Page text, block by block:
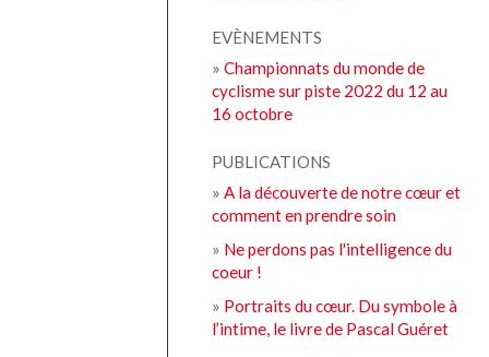
EVÈNEMENTS
»Championnats du monde de
cyclisme sur piste 2022 du 12 au
16 octobre
PUBLICATIONS
»A la découverte de notre cœur et
comment en prendre soin
» Ne perdons pas l'intelligence du
coeur !
» Portraits du cœur. Du symbole à
l’intime, le livre de Pascal Guéret